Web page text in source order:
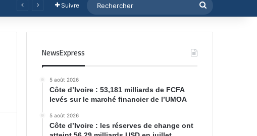
Suivre
NewsExpress
5 août 2026
Côte d’Ivoire : 53,181 milliards de FCFA
levés sur le marché financier de l’UMOA
5 août 2026
Côte d’Ivoire : les réserves de change ont